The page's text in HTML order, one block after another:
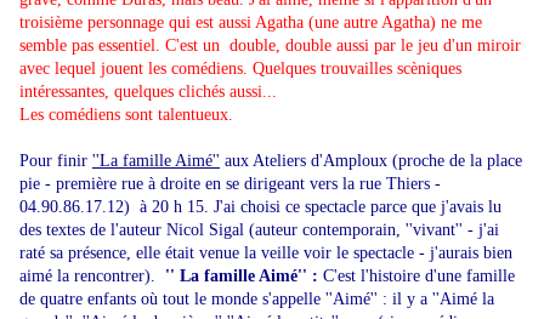
troisième personnage qui est aussi Agatha (une autre Agatha) ne me
semble pas essentiel. C'est un double, double aussi par le jeu d'un miroir
avec lequel jouent les comédiens. Quelques trouvailles scèniques
intéressantes, quelques clichés aussi...
Les comédiens sont talentueux.
Pour finir ''La famille Aimé'' aux Ateliers d'Amploux (proche de la place
pie - première rue à droite en se dirigeant vers la rue Thiers -
04.90.86.17.12) à 20 h 15. J'ai choisi ce spectacle parce que j'avais lu
des textes de l'auteur Nicol Sigal (auteur contemporain, ''vivant'' - j'ai
raté sa présence, elle était venue la veille voir le spectacle - j'aurais bien
aimé la rencontrer). '' La famille Aimé'' : C'est l'histoire d'une famille
de quatre enfants où tout le monde s'appelle ''Aimé'' : il y a ''Aimé la